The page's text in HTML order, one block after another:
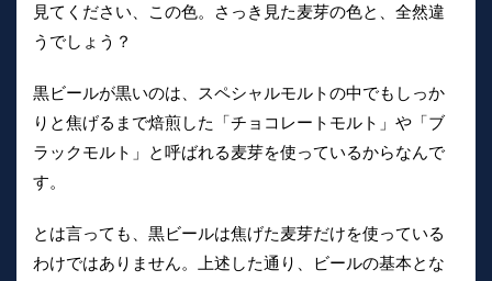
見てください、この色。さっき見た麦芽の色と、全然違
うでしょう？
黒ビールが黒いのは、スペシャルモルトの中でもしっか
りと焦げるまで焙煎した「チョコレートモルト」や「ブ
ラックモルト」と呼ばれる麦芽を使っているからなんで
す。
とは言っても、黒ビールは焦げた麦芽だけを使っている
わけではありません。上述した通り、ビールの基本とな